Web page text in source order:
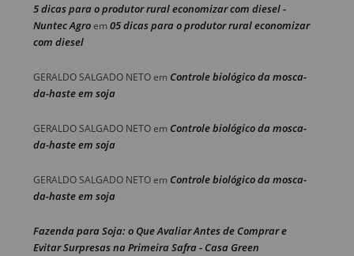
5 dicas para o produtor rural economizar com diesel -
Nuntec Agroem 05 dicas para o produtor rural economizar
com diesel
GERALDO SALGADO NETOem Controle biológico da mosca-
da-haste em soja
GERALDO SALGADO NETOem Controle biológico da mosca-
da-haste em soja
GERALDO SALGADO NETOem Controle biológico da mosca-
da-haste em soja
Fazenda para Soja: o Que Avaliar Antes de Comprar e
Evitar Surpresas na Primeira Safra - Casa Green